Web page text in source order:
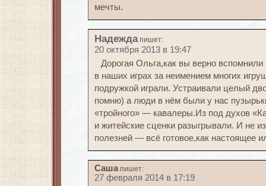
мечты.
Надежда пишет:
20 октября 2013 в 19:47
Дорогая Ольга,как вы верно
в наших играх за неимением многих
подружкой играли. Устраивали целый
помню) а люди в нём были у нас
«тройного» — кавалеры.Из под духов
и житейские сценки разыгрывали. И не
полезней — всё готовое,как настоящее
Саша пишет:
27 февраля 2014 в 17:19